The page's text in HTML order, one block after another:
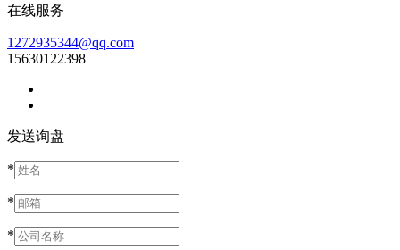
在线服务
1272935344@qq.com
15630122398
发送询盘
*
*
*